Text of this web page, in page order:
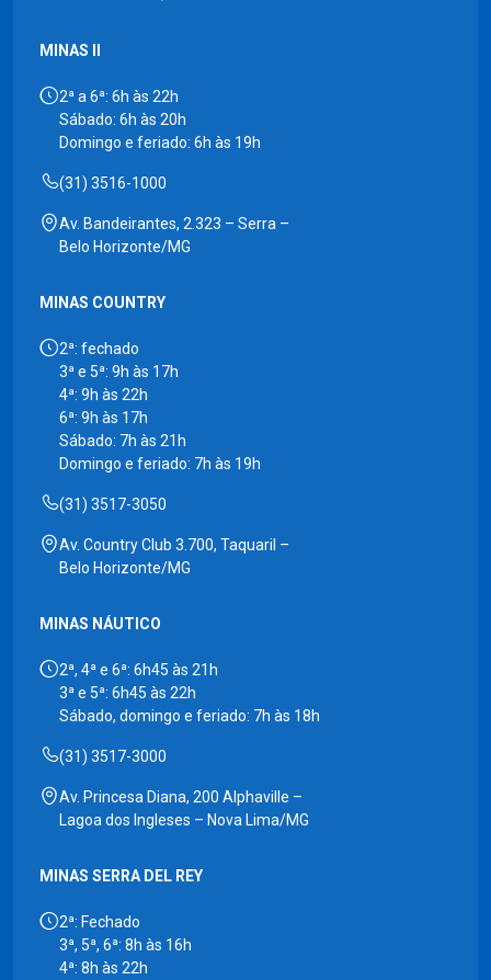
MINAS II
2ª a 6ª: 6h às 22h
Sábado: 6h às 20h
Domingo e feriado: 6h às 19h
(31) 3516-1000
Av. Bandeirantes, 2.323 – Serra –
Belo Horizonte/MG
MINAS COUNTRY
2ª: fechado
3ª e 5ª: 9h às 17h
4ª: 9h às 22h
6ª: 9h às 17h
Sábado: 7h às 21h
Domingo e feriado: 7h às 19h
(31) 3517-3050
Av. Country Club 3.700, Taquaril –
Belo Horizonte/MG
MINAS NÁUTICO
2ª, 4ª e 6ª: 6h45 às 21h
3ª e 5ª: 6h45 às 22h
Sábado, domingo e feriado: 7h às 18h
(31) 3517-3000
Av. Princesa Diana, 200 Alphaville –
Lagoa dos Ingleses – Nova Lima/MG
MINAS SERRA DEL REY
2ª: Fechado
3ª, 5ª, 6ª: 8h às 16h
4ª: 8h às 22h